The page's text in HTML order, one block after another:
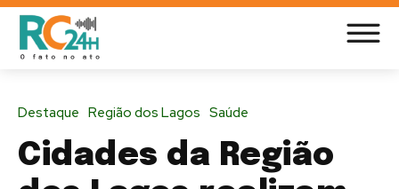
Destaque Região dos Lagos Saúde
Cidades da Região